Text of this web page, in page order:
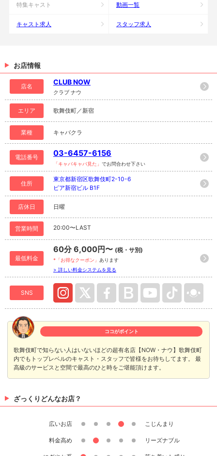
特集キャスト 動画一覧
キャスト求人 スタッフ求人
お店情報
店名
CLUB NOW
クラブ ナウ
エリア 歌舞伎町／新宿
業種 キャバクラ
電話番号 03-6457-6156
「キャバキャバ見た」 でお問合わせ下さい
住所
東京都新宿区歌舞伎町2-10-6
ピア新宿ビル B1F
店休日 日曜
営業時間 20:00〜LAST
最低料金
60分 6,000円〜 (税・サ別)
*「お得なクーポン」 あります
> 詳しい料金システムを見る
SNS
ココがポイント
歌舞伎町で知らない人はいないほどの超有名店【NOW・ナウ】歌舞伎町
内でもトップレベルのキャスト・スタッフで皆様をお待ちしてます。 最
高級のサービスと空間で最高のひと時をご堪能頂けます。
ざっくりどんなお店？
広いお店 こじんまり
料金高め リーズナブル